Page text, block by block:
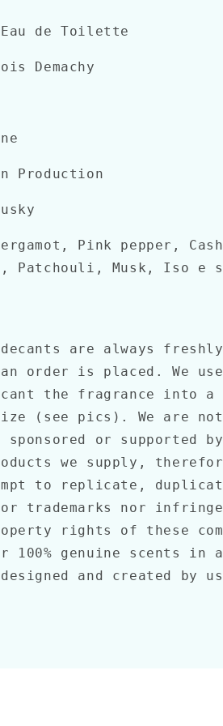
Eau de Toilette
Demachy
Production
Pink pepper,
Patchouli, Musk, Iso e
decants are always freshly
order is placed. We
the fragrance into
(see pics). We are
or supported
we supply,
to replicate,
trademarks nor
rights of these
100% genuine scents in
and created by